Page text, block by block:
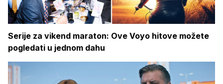
Serije za vikend maraton: Ove Voyo hitove možete
pogledati u jednom dahu